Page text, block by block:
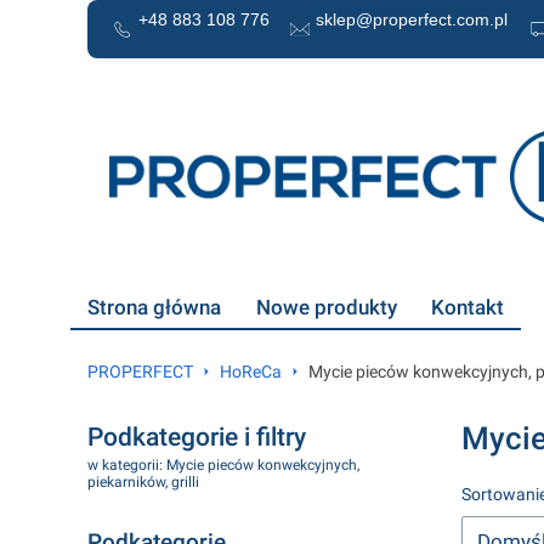
+48 883 108 776 sklep@properfect.com.pl
Strona główna Nowe produkty Kontakt
PROPERFECT HoReCa Mycie pieców konwekcyjnych,
Podkategorie i filtry
w kategorii: Mycie pieców konwekcyjnych,
piekarników, grilli
Lista